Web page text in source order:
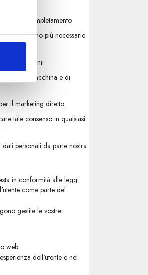
o il completamento.
non sono più necessarie
condizioni.
da una macchina e di
il marketing diretto.
tale consenso in qualsiasi
personali da parte nostra
in conformità alle leggi
come parte del
gestite le vostre
web
dell'utente e nel